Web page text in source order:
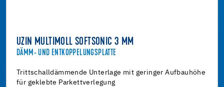
UZIN MULTIMOLL SOFTSONIC 3 MM
DÄMM- UND ENTKOPPELUNGSPLATTE
Trittschalldämmende Unterlage mit geringer Aufbauhöhe
für geklebte Parkettverlegung